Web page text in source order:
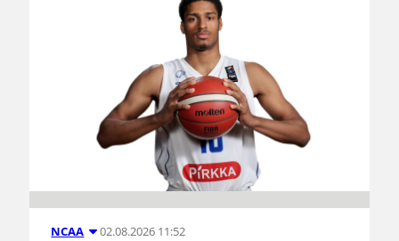
NCAA 02.08.2026 11:52